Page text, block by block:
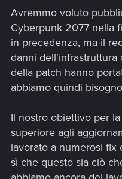
Avremmo voluto
Cyberpunk 2077 nella
in precedenza, ma il
danni dell'infrastruttura
della patch hanno
abbiamo quindi
Il nostro obiettivo per
superiore agli
lavorato a numerosi fix
sì che questo sia ciò